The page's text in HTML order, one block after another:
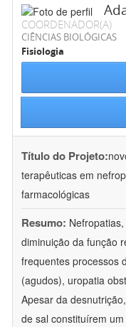
COORDENADOR(A)
CIÊNCIAS BIOLÓGICAS
Fisiologia
Título do Projeto:
terapêuticas em
farmacológicas
Resumo:
diminuição da função
frequentes processos
(agudos), uropatia
Apesar da
de sal constituírem